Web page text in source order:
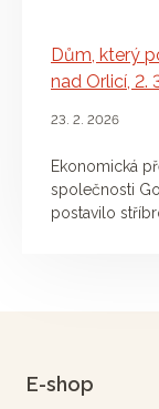
Dům, který
nad Orlicí, 2.
23. 2. 2026
Ekonomická
společnosti
postavilo
E-shop